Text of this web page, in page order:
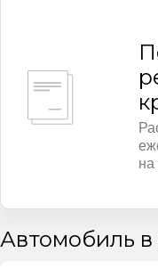
на
Автомобиль